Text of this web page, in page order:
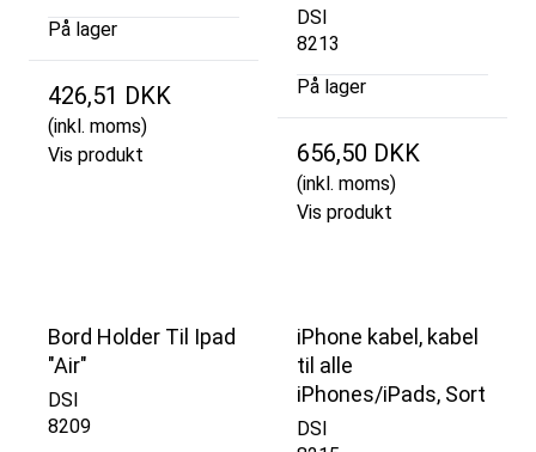
På lager
426,51 DKK
(inkl. moms)
Vis produkt
DSI
8213
På lager
656,50 DKK
(inkl. moms)
Vis produkt
Bord Holder Til Ipad
"Air"
DSI
8209
iPhone kabel, kabel
til alle
iPhones/iPads, Sort
DSI